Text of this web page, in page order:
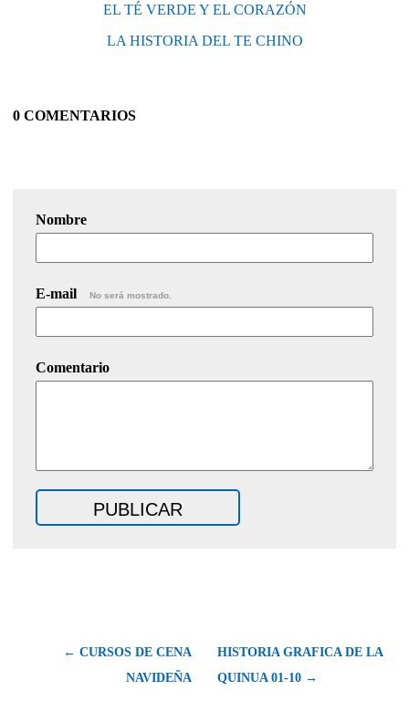
EL TÉ VERDE Y EL CORAZÓN
LA HISTORIA DEL TE CHINO
0 COMENTARIOS
Nombre
E-mail No será mostrado.
Comentario
← CURSOS DE CENA
NAVIDEÑA
HISTORIA GRAFICA DE LA
QUINUA 01-10 →